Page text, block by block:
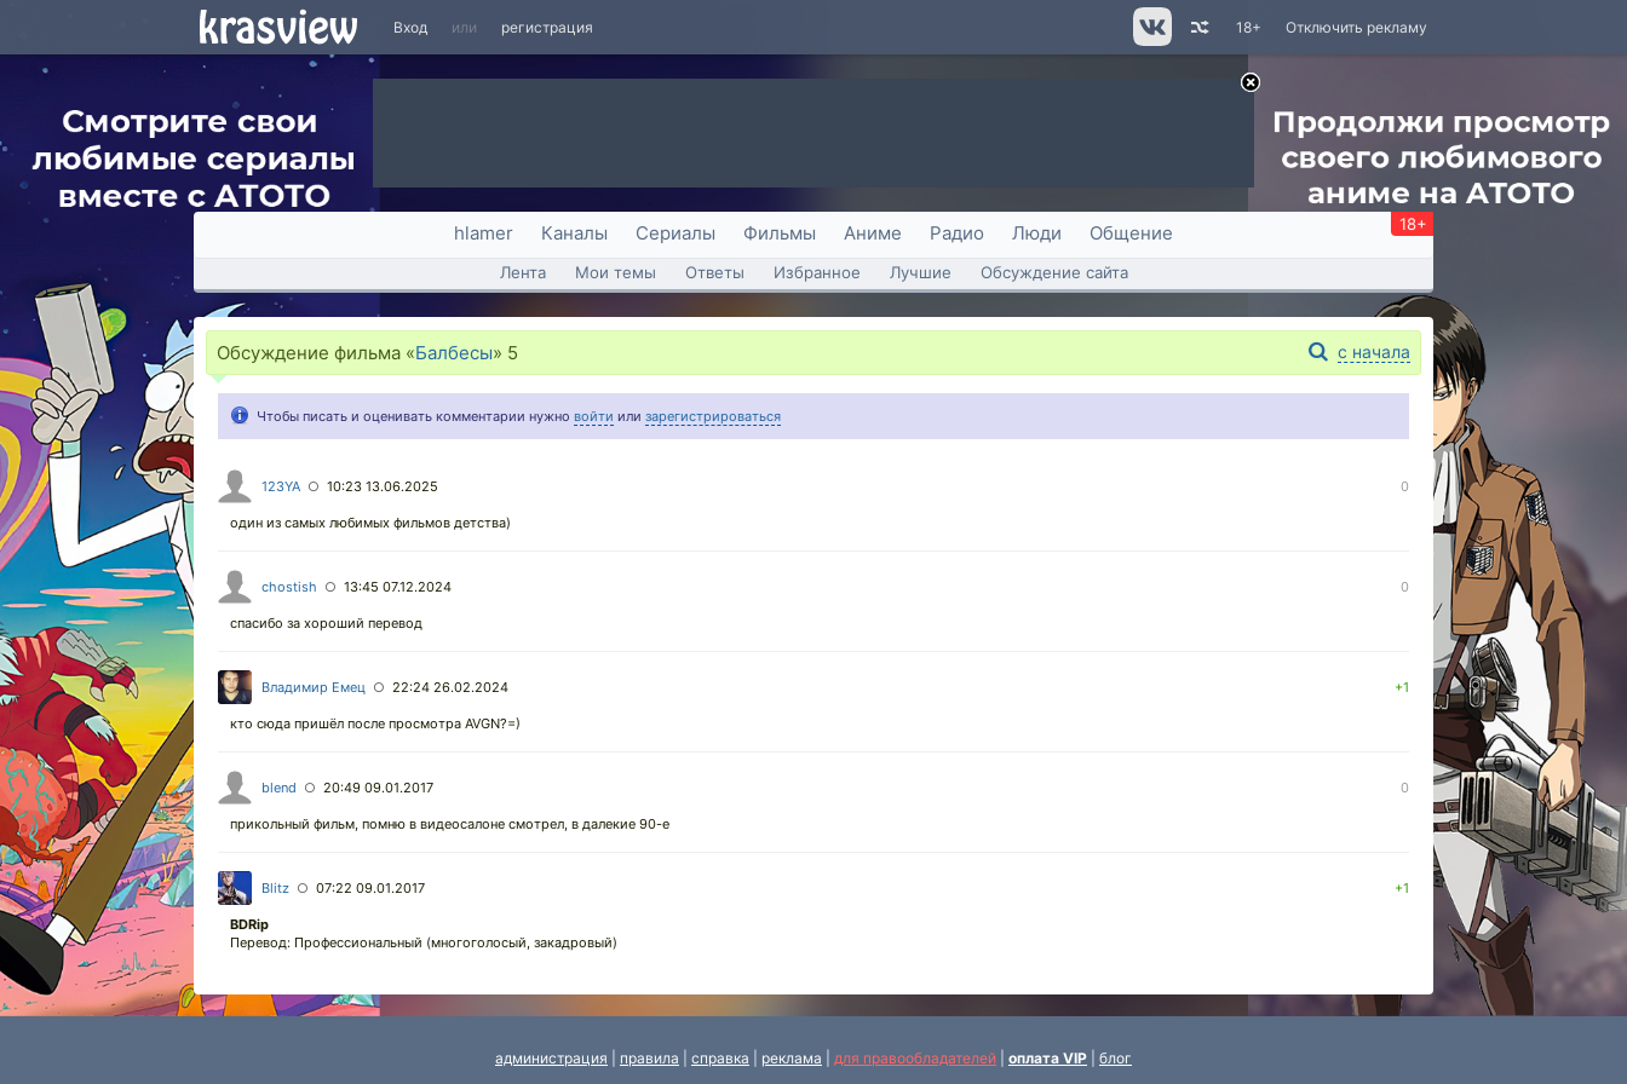
Вход или регистрация Отключить рекламу
18+
hlamer Каналы Сериалы Фильмы Аниме Радио Люди Общение 18+
Лента Мои темы Ответы Избранное Лучшие Обсуждение сайта
Обсуждение фильма «Балбесы» 5 с начала
Чтобы писать и оценивать комментарии нужно войти или зарегистрироваться
123YA ○ 10:23 13.06.2025 0
один из самых любимых фильмов детства)
chostish ○ 13:45 07.12.2024 0
спасибо за хороший перевод
Владимир Емец ○ 22:24 26.02.2024 +1
кто сюда пришёл после просмотра AVGN?=)
blend ○ 20:49 09.01.2017 0
прикольный фильм, помню в видеосалоне смотрел, в далекие 90-е
Blitz ○ 07:22 09.01.2017 +1
BDRip
Перевод: Профессиональный (многоголосый, закадровый)
администрация правила справка реклама для правообладателей оплата VIP блог